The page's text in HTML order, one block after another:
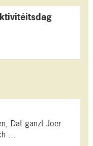
Dat ganzt Joer
...